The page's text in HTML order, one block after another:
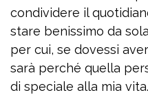
condividere il
stare benissimo da
per cui, se dovessi
sarà perché quella
di speciale alla mia